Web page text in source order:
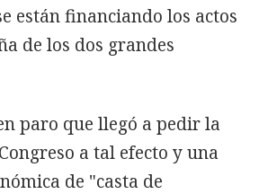
están financiando los actos
de los dos grandes
paro que llegó a pedir la
a tal efecto y una
de "casta de